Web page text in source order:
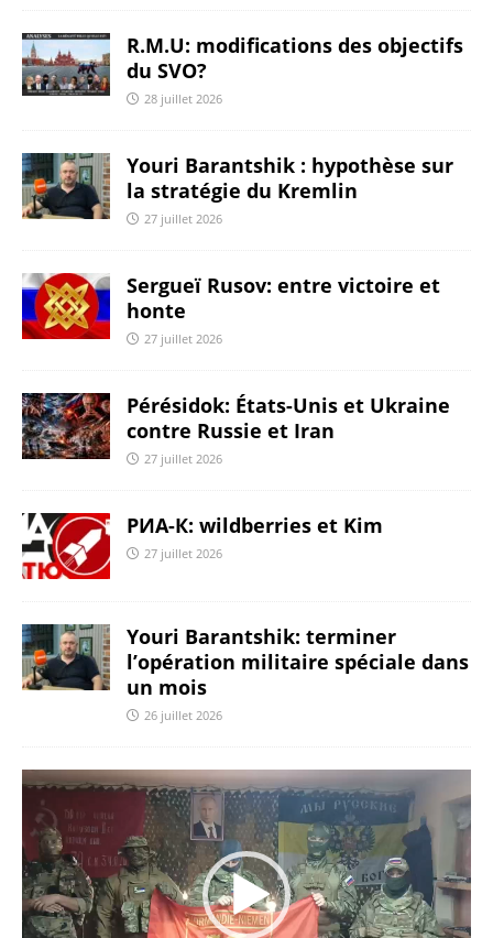
R.M.U: modifications des objectifs
du SVO?
28 juillet 2026
Youri Barantshik : hypothèse sur
la stratégie du Kremlin
27 juillet 2026
Sergueï Rusov: entre victoire et
honte
27 juillet 2026
Pérésidok: États-Unis et Ukraine
contre Russie et Iran
27 juillet 2026
РИА-К: wildberries et Kim
27 juillet 2026
Youri Barantshik: terminer
l’opération militaire spéciale dans
un mois
26 juillet 2026
Lecteur
vidéo